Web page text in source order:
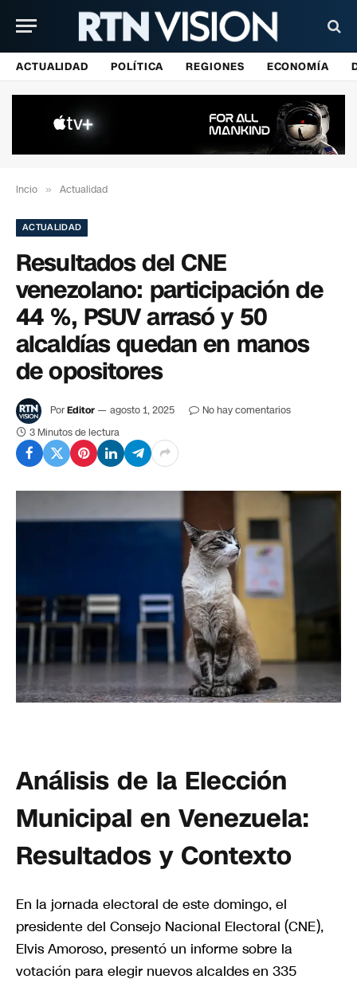
ACTUALIDAD POLÍTICA REGIONES ECONOMÍA
Incio » Actualidad
ACTUALIDAD
Resultados del CNE
venezolano: participación de
44 %, PSUV arrasó y 50
alcaldías quedan en manos
de opositores
PorEditor agosto 1, 2025
No hay comentarios
3 Minutos de lectura
Análisis de la Elección
Municipal en Venezuela:
Resultados y Contexto
En la jornada electoral de este domingo, el
presidente del Consejo Nacional Electoral (CNE),
Elvis Amoroso, presentó un informe sobre la
votación para elegir nuevos alcaldes en 335